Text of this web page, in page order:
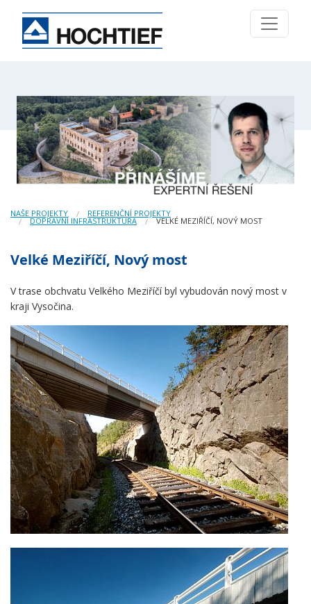
NAŠE PROJEKTY REFERENČNÍ PROJEKTY
DOPRAVNÍ INFRASTRUKTURA VELKÉ MEZIŘÍČÍ, NOVÝ MOST
Velké Meziříčí, Nový most
V trase obchvatu Velkého Meziříčí byl vybudován nový most v
kraji Vysočina.